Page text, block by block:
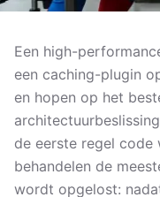
Een high-
een caching-plugin
en hopen op het
de eerste regel code
behandelen de
wordt opgelost: